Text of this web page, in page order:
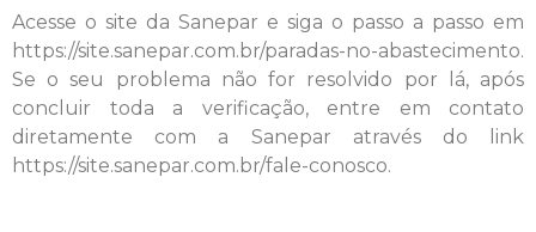
Acesse o site da Sanepar e siga o passo a passo em
https://site.sanepar.com.br/paradas-no-abastecimento.
Se o seu problema não for resolvido por lá, após
concluir toda a verificação, entre em contato
diretamente com a Sanepar através do link
https://site.sanepar.com.br/fale-conosco.